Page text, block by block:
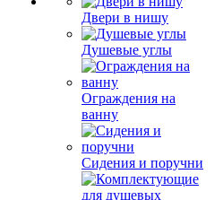
Двери в нишу
Душевые углы
Ограждения на
ванну
Сидения и поручни